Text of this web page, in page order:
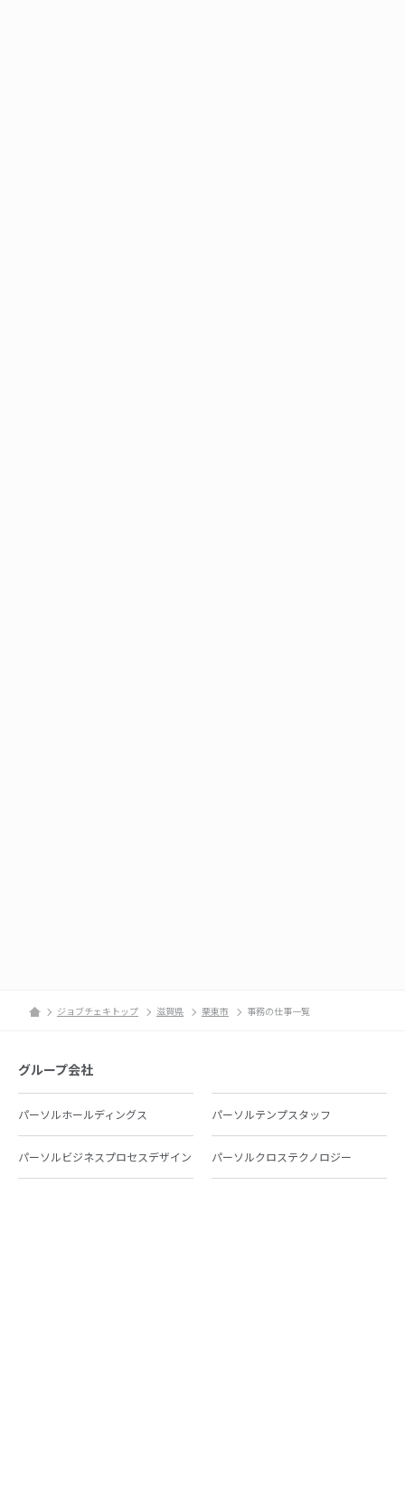
ジョブチェキトップ 滋賀県 栗東市 事務の仕事一覧
グループ会社
パーソルホールディングス パーソルテンプスタッフ
パーソルビジネスプロセスデザイン パーソルクロステクノロジー